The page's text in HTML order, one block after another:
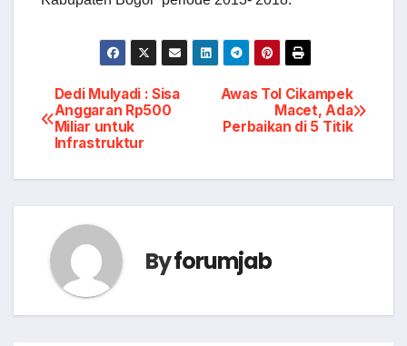
Post
navigation
Awas Tol Cikampek
Macet, Ada
Perbaikan di 5 Titik
Dedi Mulyadi : Sisa
Anggaran Rp500
Miliar untuk
Infrastruktur
Byforumjab